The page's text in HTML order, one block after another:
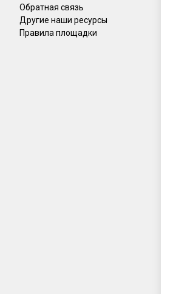
Обратная связь
Другие наши ресурсы
Правила площадки